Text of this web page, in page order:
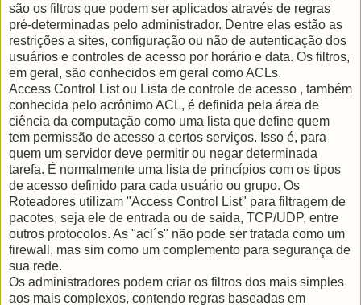
são os filtros que podem ser aplicados através de regras
pré-determinadas pelo administrador. Dentre elas estão as
restrições a sites, configuração ou não de autenticação dos
usuários e controles de acesso por horário e data. Os filtros,
em geral, são conhecidos em geral como ACLs.
Access Control List ou Lista de controle de acesso , também
conhecida pelo acrônimo ACL, é definida pela área de
ciência da computação como uma lista que define quem
tem permissão de acesso a certos serviços. Isso é, para
quem um servidor deve permitir ou negar determinada
tarefa. É normalmente uma lista de princípios com os tipos
de acesso definido para cada usuário ou grupo. Os
Roteadores utilizam "Access Control List" para filtragem de
pacotes, seja ele de entrada ou de saida, TCP/UDP, entre
outros protocolos. As "acl´s" não pode ser tratada como um
firewall, mas sim como um complemento para segurança de
sua rede.
Os administradores podem criar os filtros dos mais simples
aos mais complexos, contendo regras baseadas em